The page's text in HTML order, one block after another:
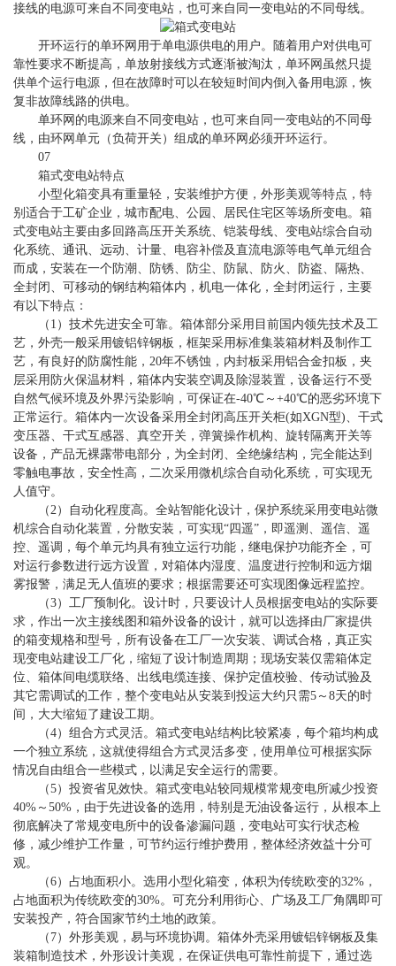
接线的电源可来自不同变电站，也可来自同一变电站的不同母线。
开环运行的单环网用于单电源供电的用户。随着用户对供电可
靠性要求不断提高，单放射接线方式逐渐被淘汰，单环网虽然只提
供单个运行电源，但在故障时可以在较短时间内倒入备用电源，恢
复非故障线路的供电。
单环网的电源来自不同变电站，也可来自同一变电站的不同母
线，由环网单元（负荷开关）组成的单环网必须开环运行。
07
箱式变电站特点
小型化箱变具有重量轻，安装维护方便，外形美观等特点，特
别适合于工矿企业，城市配电、公园、居民住宅区等场所变电。箱
式变电站主要由多回路高压开关系统、铠装母线、变电站综合自动
化系统、通讯、远动、计量、电容补偿及直流电源等电气单元组合
而成，安装在一个防潮、防锈、防尘、防鼠、防火、防盗、隔热、
全封闭、可移动的钢结构箱体内，机电一体化，全封闭运行，主要
有以下特点：
（1）技术先进安全可靠。箱体部分采用目前国内领先技术及工
艺，外壳一般采用镀铝锌钢板，框架采用标准集装箱材料及制作工
艺，有良好的防腐性能，20年不锈蚀，内封板采用铝合金扣板，夹
层采用防火保温材料，箱体内安装空调及除湿装置，设备运行不受
自然气候环境及外界污染影响，可保证在-40℃～+40℃的恶劣环境下
正常运行。箱体内一次设备采用全封闭高压开关柜(如XGN型)、干式
变压器、干式互感器、真空开关，弹簧操作机构、旋转隔离开关等
设备，产品无裸露带电部分，为全封闭、全绝缘结构，完全能达到
零触电事故，安全性高，二次采用微机综合自动化系统，可实现无
人值守。
（2）自动化程度高。全站智能化设计，保护系统采用变电站微
机综合自动化装置，分散安装，可实现“四遥”，即遥测、遥信、遥
控、遥调，每个单元均具有独立运行功能，继电保护功能齐全，可
对运行参数进行远方设置，对箱体内湿度、温度进行控制和远方烟
雾报警，满足无人值班的要求；根据需要还可实现图像远程监控。
（3）工厂预制化。设计时，只要设计人员根据变电站的实际要
求，作出一次主接线图和箱外设备的设计，就可以选择由厂家提供
的箱变规格和型号，所有设备在工厂一次安装、调试合格，真正实
现变电站建设工厂化，缩短了设计制造周期；现场安装仅需箱体定
位、箱体间电缆联络、出线电缆连接、保护定值校验、传动试验及
其它需调试的工作，整个变电站从安装到投运大约只需5～8天的时
间，大大缩短了建设工期。
（4）组合方式灵活。箱式变电站结构比较紧凑，每个箱均构成
一个独立系统，这就使得组合方式灵活多变，使用单位可根据实际
情况自由组合一些模式，以满足安全运行的需要。
（5）投资省见效快。箱式变电站较同规模常规变电所减少投资
40%～50%，由于先进设备的选用，特别是无油设备运行，从根本上
彻底解决了常规变电所中的设备渗漏问题，变电站可实行状态检
修，减少维护工作量，可节约运行维护费用，整体经济效益十分可
观。
（6）占地面积小。选用小型化箱变，体积为传统欧变的32%，
占地面积为传统欧变的30%。可充分利用街心、广场及工厂角隅即可
安装投产，符合国家节约土地的政策。
（7）外形美观，易与环境协调。箱体外壳采用镀铝锌钢板及集
装箱制造技术，外形设计美观，在保证供电可靠性前提下，通过选